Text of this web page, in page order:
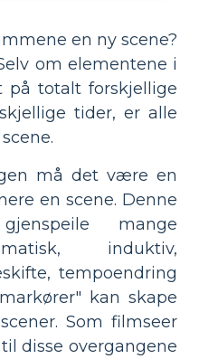
en ny scene?
om elementene i
på totalt forskjellige
tider, er alle
må det være en
en scene. Denne
mange
induktiv,
tempoendring
kan skape
Som filmseer
disse overgangene